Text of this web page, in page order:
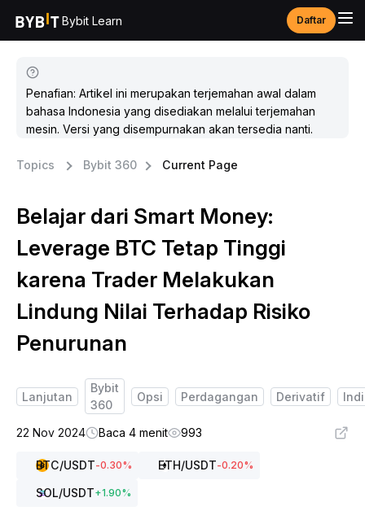
Bybit Learn Daftar
Penafian: Artikel ini merupakan terjemahan awal dalam
bahasa Indonesia yang disediakan melalui terjemahan
mesin. Versi yang disempurnakan akan tersedia nanti.
Topics Bybit 360 Current Page
Belajar dari Smart Money:
Leverage BTC Tetap Tinggi
karena Trader Melakukan
Lindung Nilai Terhadap Risiko
Penurunan
Lanjutan
Bybit
360
Opsi Perdagangan Derivatif
22 Nov 2024 Baca 4 menit 993
BTC/USDT-0.30% ETH/USDT-0.20%
SOL/USDT+1.90%